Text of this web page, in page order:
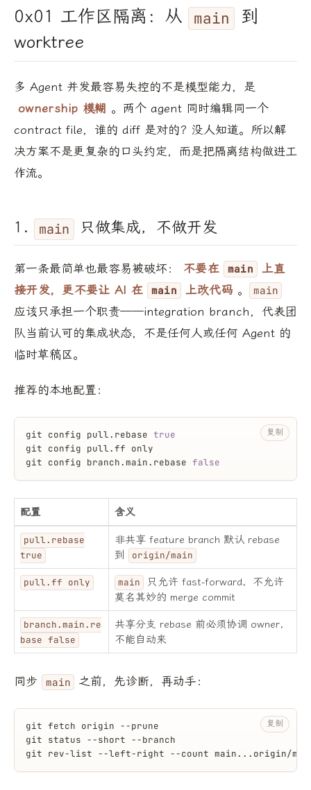
0x01 工作区隔离：从 main
到
worktree
多 Agent 并发最容易失控的不是模型能力，是
ownership 模糊 。两个 agent 同时编辑同一个
contract file，谁的 diff 是对的？没人知道。所以解
决方案不是更复杂的口头约定，而是把隔离结构做进工
作流。
1. main 只做集成，不做开发
第一条最简单也最容易被破坏： 不要在 main
上直
接开发，更不要让 AI 在
main 上改代码 。 main
应该只承担一个职责——integration branch，代表团
队当前认可的集成状态，不是任何人或任何 Agent 的
临时草稿区。
推荐的本地配置：
git config pull.rebase true
git config pull.ff only
git config branch.main.rebase false
复制
配置 含义
pull.rebase
true
非共享 feature branch 默认 rebase
到
origin/main
pull.ff only main
只允许 fast-forward，不允许
莫名其妙的 merge commit
branch.main.re
base false
共享分支 rebase 前必须协调 owner，
不能自动来
同步 main 之前，先诊断，再动手：
git fetch origin --prune
git status --short --branch
git rev-list --left-right --count main...origin/
复制